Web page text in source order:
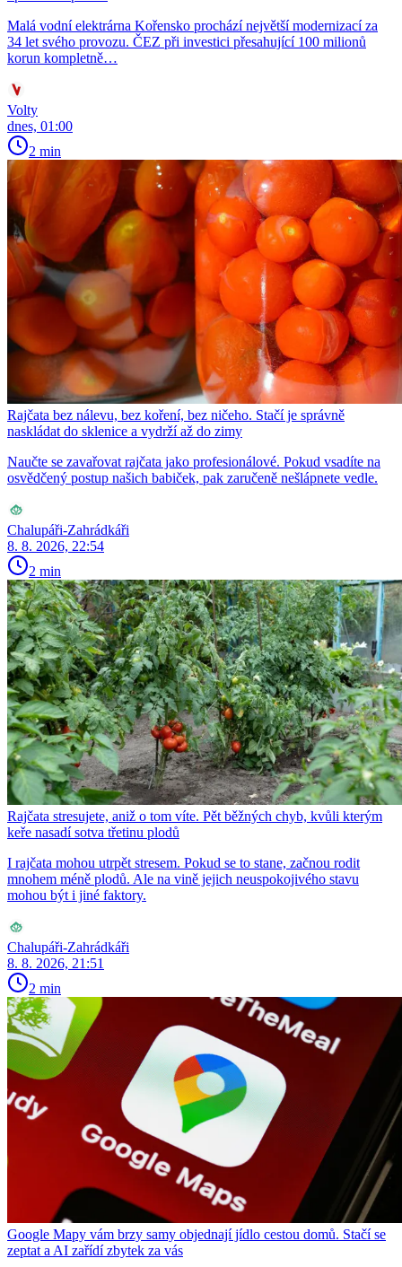
Malá vodní elektrárna Kořensko prochází největší modernizací za
34 let svého provozu. ČEZ při investici přesahující 100 milionů
korun kompletně…
Volty
dnes, 01:00
2 min
Rajčata bez nálevu, bez koření, bez ničeho. Stačí je správně
naskládat do sklenice a vydrží až do zimy
Naučte se zavařovat rajčata jako profesionálové. Pokud vsadíte na
osvědčený postup našich babiček, pak zaručeně nešlápnete vedle.
Chalupáři-Zahrádkáři
8. 8. 2026, 22:54
2 min
Rajčata stresujete, aniž o tom víte. Pět běžných chyb, kvůli kterým
keře nasadí sotva třetinu plodů
I rajčata mohou utrpět stresem. Pokud se to stane, začnou rodit
mnohem méně plodů. Ale na vině jejich neuspokojivého stavu
mohou být i jiné faktory.
Chalupáři-Zahrádkáři
8. 8. 2026, 21:51
2 min
Google Mapy vám brzy samy objednají jídlo cestou domů. Stačí se
zeptat a AI zařídí zbytek za vás